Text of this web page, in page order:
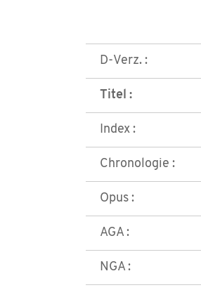
D-Verz. :
Titel :
Index :
Chronologie :
Opus :
AGA :
NGA :